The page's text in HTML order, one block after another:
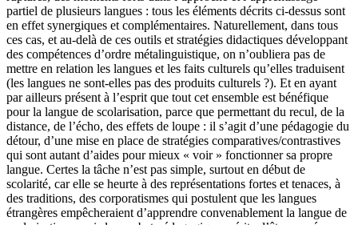
partiel de plusieurs langues : tous les éléments décrits ci-dessus sont
en effet synergiques et complémentaires. Naturellement, dans tous
ces cas, et au-delà de ces outils et stratégies didactiques développant
des compétences d’ordre métalinguistique, on n’oubliera pas de
mettre en relation les langues et les faits culturels qu’elles traduisent
(les langues ne sont-elles pas des produits culturels ?). Et en ayant
par ailleurs présent à l’esprit que tout cet ensemble est bénéfique
pour la langue de scolarisation, parce que permettant du recul, de la
distance, de l’écho, des effets de loupe : il s’agit d’une pédagogie du
détour, d’une mise en place de stratégies comparatives/contrastives
qui sont autant d’aides pour mieux « voir » fonctionner sa propre
langue. Certes la tâche n’est pas simple, surtout en début de
scolarité, car elle se heurte à des représentations fortes et tenaces, à
des traditions, des corporatismes qui postulent que les langues
étrangères empêcheraient d’apprendre convenablement la langue de